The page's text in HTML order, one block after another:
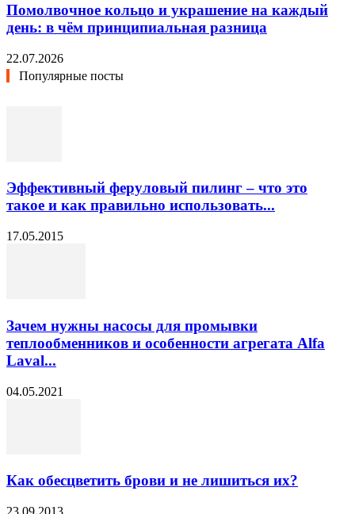
Помолвочное кольцо и украшение на каждый
день: в чём принципиальная разница
22.07.2026
Популярные посты
Эффективный феруловый пилинг – что это
такое и как правильно использовать...
17.05.2015
Зачем нужны насосы для промывки
теплообменников и особенности агрегата Alfa
Laval...
04.05.2021
Как обесцветить брови и не лишиться их?
23.09.2013